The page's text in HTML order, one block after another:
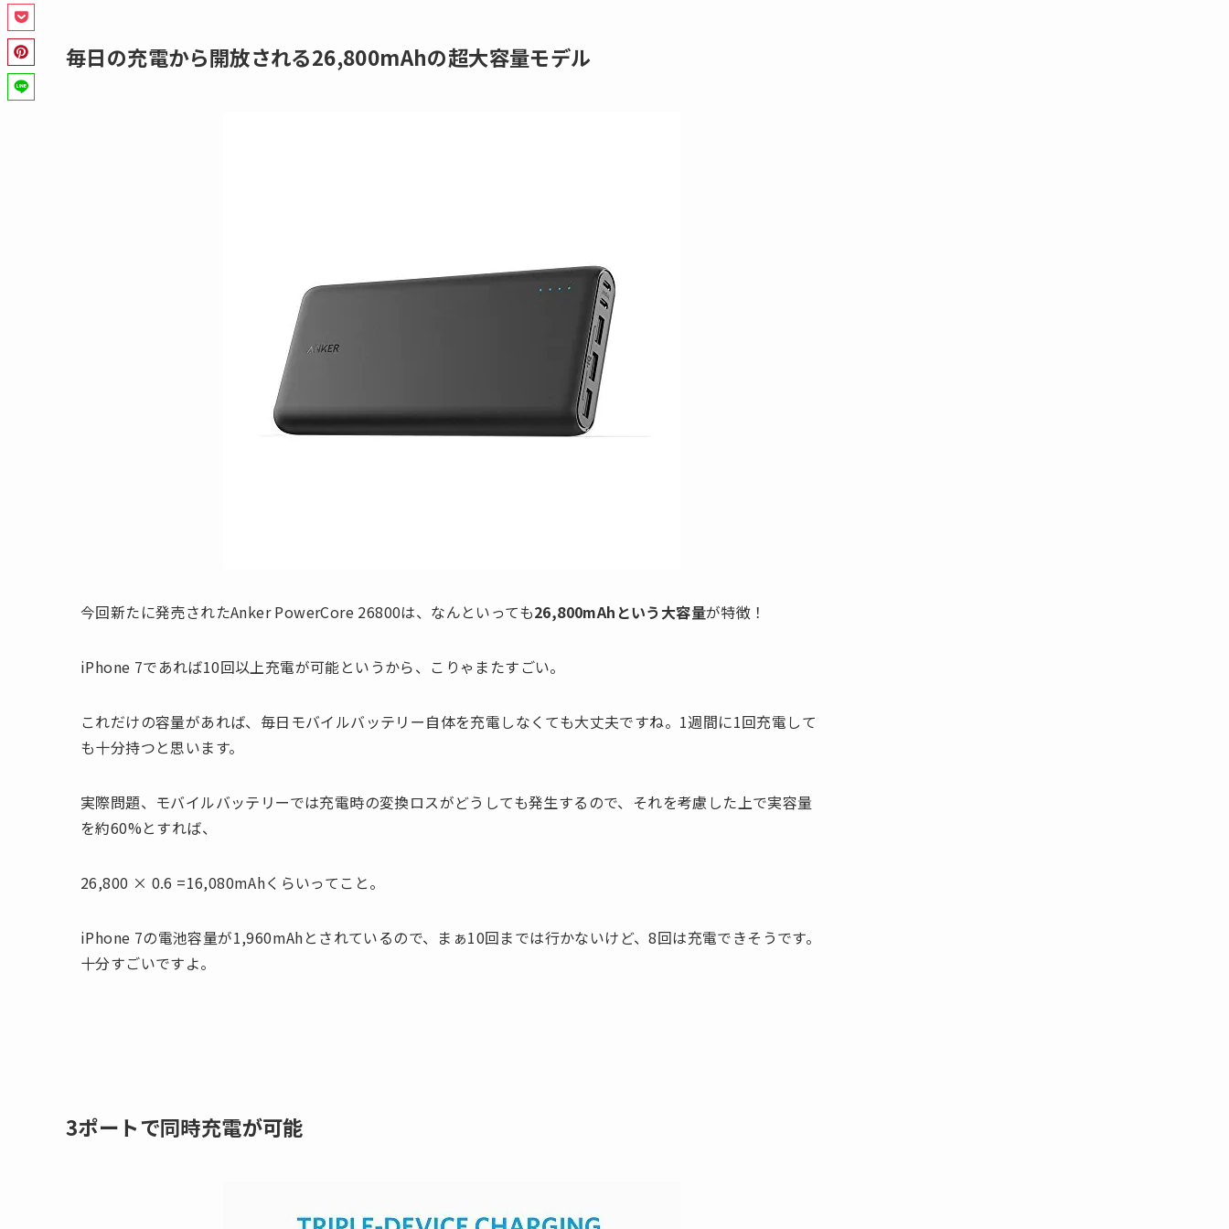
毎日の充電から開放される26,800mAhの超大容量モデル
今回新たに発売されたAnker PowerCore 26800は、なんといっても26,800mAhという大容量が特徴！
iPhone 7であれば10回以上充電が可能というから、こりゃまたすごい。
これだけの容量があれば、毎日モバイルバッテリー自体を充電しなくても大丈夫ですね。1週間に1回充電して
も十分持つと思います。
実際問題、モバイルバッテリーでは充電時の変換ロスがどうしても発生するので、それを考慮した上で実容量
を約60%とすれば、
26,800 × 0.6 =16,080mAhくらいってこと。
iPhone 7の電池容量が1,960mAhとされているので、まぁ10回までは行かないけど、8回は充電できそうです。
十分すごいですよ。
3ポートで同時充電が可能